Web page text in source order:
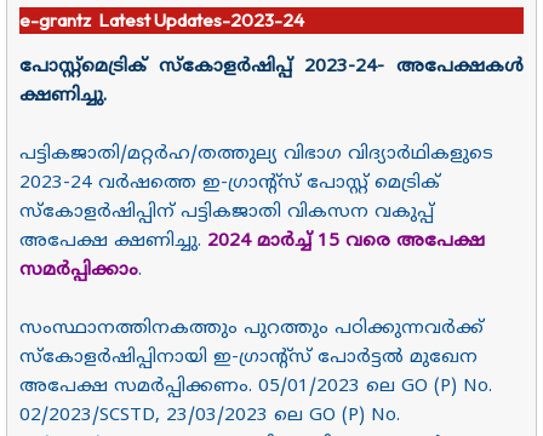
e-grantz Latest Updates-2023-24
പോസ്റ്റ്മെട്രിക് സ്കോളർഷിപ്പ് 2023-24- അപേക്ഷകൾ
ക്ഷണിച്ചു.
പട്ടികജാതി/മറ്റർഹ/തത്തുല്യ വിഭാഗ വിദ്യാർഥികളുടെ
2023-24 വർഷത്തെ ഇ-ഗ്രാന്റ്സ് പോസ്റ്റ് മെട്രിക്
സ്കോളർഷിപ്പിന് പട്ടികജാതി വികസന വകുപ്പ്
അപേക്ഷ ക്ഷണിച്ചു. 2024 മാർച്ച് 15 വരെ അപേക്ഷ
സമർപ്പിക്കാം.
സംസ്ഥാനത്തിനകത്തും പുറത്തും പഠിക്കുന്നവർക്ക്
സ്കോളർഷിപ്പിനായി ഇ-ഗ്രാന്റ്സ് പോർട്ടൽ മുഖേന
അപേക്ഷ സമർപ്പിക്കണം. 05/01/2023 ലെ GO (P) No.
02/2023/SCSTD, 23/03/2023 ലെ GO (P) No.